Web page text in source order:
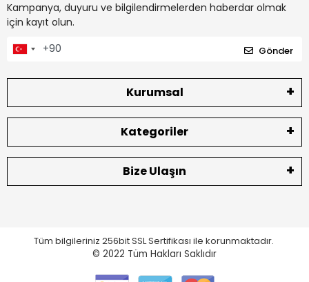
Kampanya, duyuru ve bilgilendirmelerden haberdar olmak
için kayıt olun.
Gönder
Kurumsal
Kategoriler
Bize Ulaşın
Tüm bilgileriniz 256bit SSL Sertifikası ile korunmaktadır.
© 2022 Tüm Hakları Saklıdır